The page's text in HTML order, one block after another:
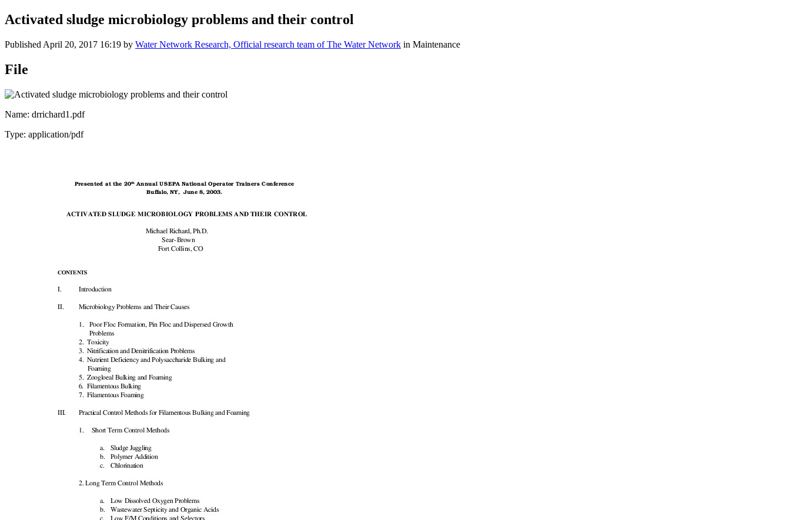
Activated sludge microbiology problems and their control
Published April 20, 2017 16:19 by Water Network Research, Official research team of The Water Network in Maintenance
File
Name: drrichard1.pdf
Type: application/pdf